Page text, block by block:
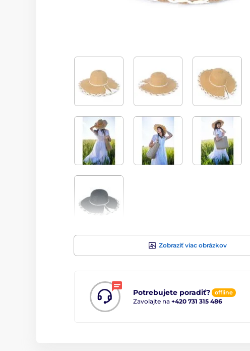
Zobraziť viac obrázkov
Potrebujete poradiť? offline
Zavolajte na +420 731 315 486